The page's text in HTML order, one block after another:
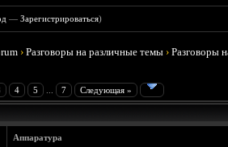
—Зарегистрироваться)
›Разговоры на различные темы ›Разговоры
4 5 7 Следующая »
Аппаратура